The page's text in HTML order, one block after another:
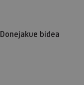
Donejakue bidea